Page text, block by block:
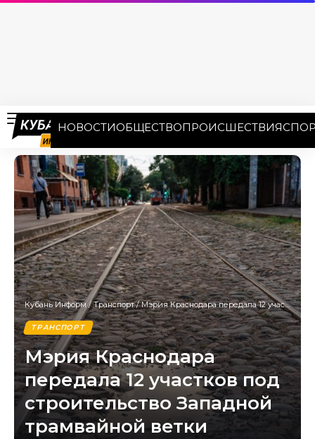
НОВОСТИОБЩЕСТВОПРОИСШЕСТВИЯ
Кубань Информ /Транспорт/Мэрия Краснодара передала 12 участков под строительство Западной трамвайной ветки
ТРАНСПОРТ
Мэрия Краснодара
передала 12 участков под
строительство Западной
трамвайной ветки